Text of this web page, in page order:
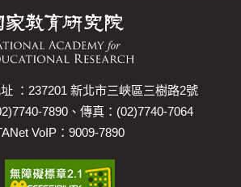
：237201 新北市三峽區三樹路2號
7890、傳真：(02)7740-7064
VoIP：9009-7890